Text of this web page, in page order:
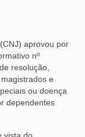
aprovou por
nº
resolução,
e
ou doença
dependentes